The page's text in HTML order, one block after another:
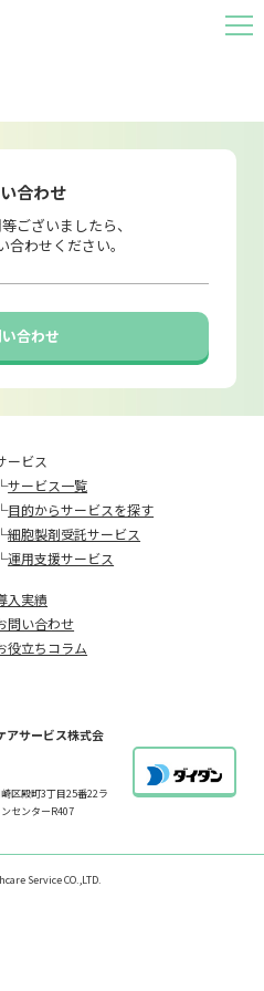
MEN
合わせ
ございましたら、
合わせください。
合わせ
ービス
└サービス一覧
└目的からサービスを探す
└細胞製剤受託サービス
└運用支援サービス
入実績
問い合わせ
役立ちコラム
アサービス株式会
区殿町3丁目25番22ラ
センターR407
Service CO.,LTD.